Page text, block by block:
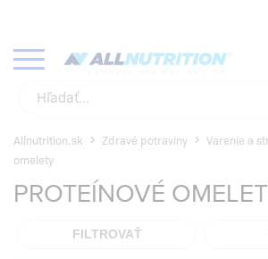
Allnutrition.sk Zdravé potraviny Varenie a
omelety
PROTEÍNOVÉ
FILTROVAŤ